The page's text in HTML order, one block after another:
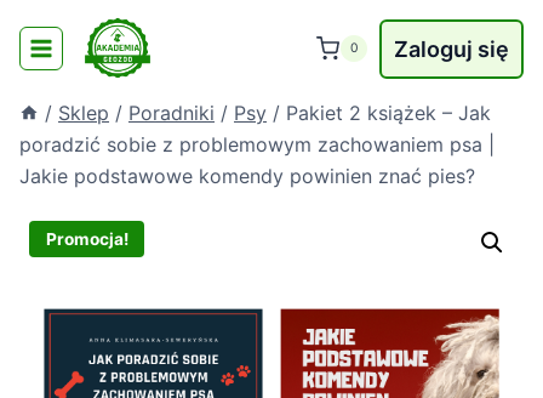
treści
0 Zaloguj się
/ Sklep / Poradniki / Psy / Pakiet 2 książek – Jak
poradzić sobie z problemowym zachowaniem psa |
Jakie podstawowe komendy powinien znać pies?
Promocja!